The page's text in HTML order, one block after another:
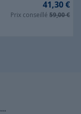
41,30 €
Prix conseillé 59,00 €